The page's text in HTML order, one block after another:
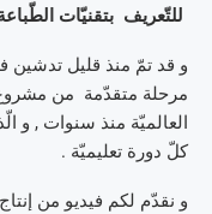
للتّعريف بتقنيّات الطّباعة
و قد تمّ منذ قليل تدشين
مرحلة متقدّمة من
كلّ دورة تعليميّة .
و نقدّم لكم فيديو من